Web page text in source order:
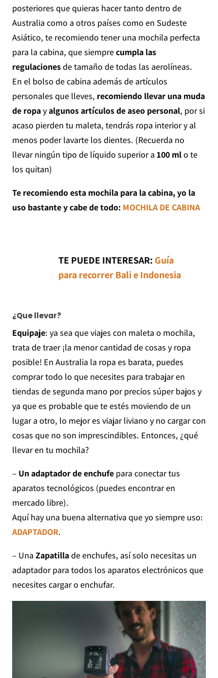
posteriores que quieras hacer tanto dentro de
Australia como a otros países como en Sudeste
Asiático, te recomiendo tener una mochila perfecta
para la cabina, que siemprecumpla las
regulacionesde tamaño de todas las aerolíneas.
En el bolso de cabina además de artículos
personales que lleves, recomiendo llevar una muda
de ropayalgunos artículos de aseo personal, por si
acaso pierden tu maleta, tendrás ropa interior y al
menos poder lavarte los dientes. (Recuerda no
llevar ningún tipo de líquido superior a 100 mlo te
los quitan)
Te recomiendo esta mochila para la cabina, yo la
uso bastante y cabe de todo: MOCHILA DE CABINA
TE PUEDE INTERESAR: Guía
para recorrer Bali e Indonesia
¿Que llevar?
Equipaje: ya sea que viajes con maleta o mochila,
trata de traer ¡la menor cantidad de cosas y ropa
posible! En Australia la ropa es barata, puedes
comprar todo lo que necesites para trabajar en
tiendas de segunda mano por precios súper bajos y
ya que es probable que te estés moviendo de un
lugar a otro, lo mejor es viajar liviano y no cargar con
cosas que no son imprescindibles. Entonces, ¿qué
llevar en tu mochila?
– Un adaptador de enchufepara conectar tus
aparatos tecnológicos (puedes encontrar en
mercado libre).
Aquí hay una buena alternativa que yo siempre uso:
ADAPTADOR.
– Una Zapatillade enchufes, así solo necesitas un
adaptador para todos los aparatos electrónicos que
necesites cargar o enchufar.